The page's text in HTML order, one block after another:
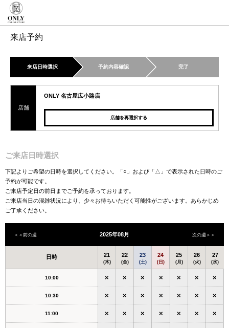
来店予約
来店日時選択 予約内容確認 完了
店舗
ONLY 名古屋広小路店
店舗を再選択する
ご来店日時選択
下記よりご希望の日時を選択してください。「○」および「△」で表示された日時のご
予約が可能です。
ご来店予定日の前日までご予約を承っております。
ご来店当日の混雑状況により、少々お待ちいただく可能性がございます。あらかじめ
ご了承ください。
＜＜前の週 2025年08月 次の週＞＞
日時 21
(木)
22
(金)
23
(土)
24
(日)
25
(月)
26
(火)
27
(水)
10:00 × × × × × × ×
10:30 × × × × × × ×
11:00 × × × × × × ×